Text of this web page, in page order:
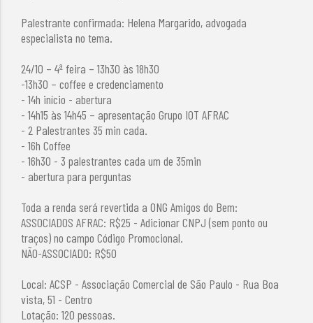
Palestrante confirmada: Helena Margarido, advogada
especialista no tema.
24/10 – 4ª feira – 13h30 às 18h30
-13h30 – coffee e credenciamento
- 14h início - abertura
- 14h15 às 14h45 – apresentação Grupo IOT AFRAC
- 2 Palestrantes 35 min cada.
- 16h Coffee
- 16h30 - 3 palestrantes cada um de 35min
- abertura para perguntas
Toda a renda será revertida a ONG Amigos do Bem:
ASSOCIADOS AFRAC: R$25 - Adicionar CNPJ (sem ponto ou
traços) no campo Código Promocional.
NÃO-ASSOCIADO: R$50
Local: ACSP - Associação Comercial de São Paulo - Rua Boa
vista, 51 - Centro
Lotação: 120 pessoas.